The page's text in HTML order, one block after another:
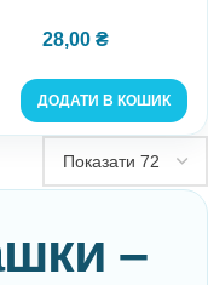
28,00 ₴
ДОДАТИ В КОШИК
–